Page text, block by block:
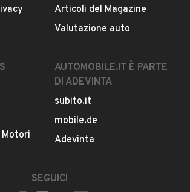
Articoli del Magazine
Valutazione auto
AUTOMOBILE.IT È PARTE
DI ADEVINTA
subito.it
mobile.de
Adevinta
SEGUICI